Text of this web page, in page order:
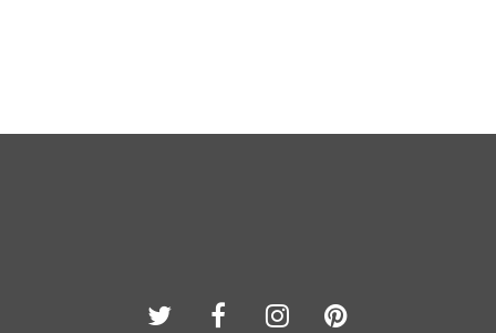
TwitterFacebook
Instagram
Pinterest